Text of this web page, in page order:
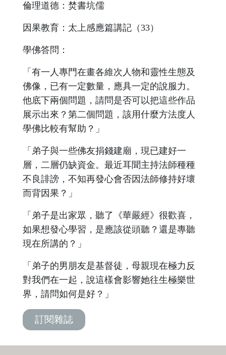
倫理道德：焚書坑儒
因果教育：太上感應篇講記（33）
學佛答問：
「有一人專門在畫各維次人物和靈性生態及
佛像，已有一定數量，應具一定的說服力。
他底下兩個問題，請問是否可以把這些作品
展示出來？第二個問題，該用什麼方法度人
學佛比較有幫助？」
「弟子與一些佛友捐錢建廟，現已建好一
層，二層仍缺資金。最近耳聞主持法師種種
不良誹謗，不知再發心會否因法師修持好壞
而背因果？」
「弟子是出家眾，聽了《華嚴經》很歡喜，
如果想發心學習，是應該從頭聽？還是專聽
現在所講的？」
「弟子的男朋友是基督徒，母親現在極力反
對我們在一起，說這樣會影響她往生極樂世
界，請問如何是好？」
訂閱雜誌